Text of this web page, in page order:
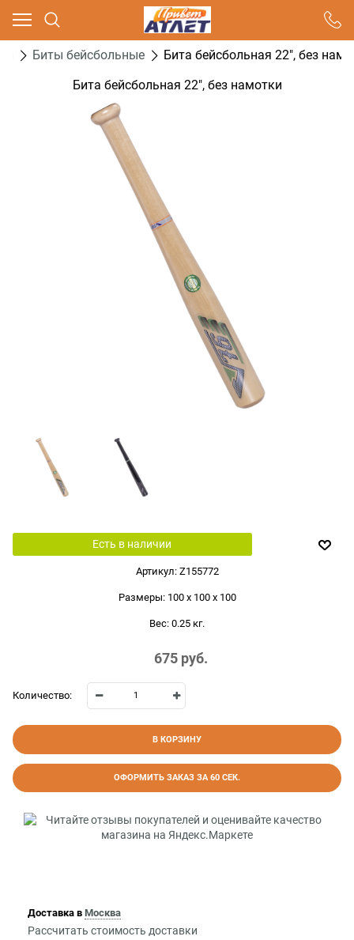
Биты бейсбольные
Бита бейсбольная 22", без
Бита бейсбольная 22", без намотки
Есть в наличии
Артикул: Z155772
Размеры: 100 x 100 x 100
Вес: 0.25 кг.
675 руб.
Количество:
В КОРЗИНУ
ОФОРМИТЬ ЗАКАЗ ЗА 60 СЕК.
Доставка в Москва
Рассчитать стоимость доставки
Ваш город - Москва,
угадали?
ДА НЕТ